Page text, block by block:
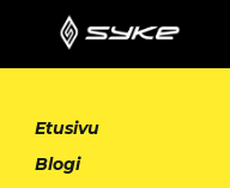
Etusivu
Blogi